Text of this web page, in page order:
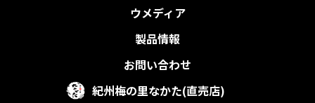
ウメディア
製品情報
お問い合わせ
紀州梅の里なかた(直売店)